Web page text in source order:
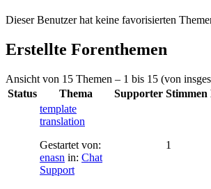
Dieser Benutzer hat keine favorisierten
Erstellte Forenthemen
Ansicht von 15 Themen – 1 bis 15 (von
Status
Thema Supporter Stimmen
template
translation
Gestartet von:
enasn in: Chat
Support
1